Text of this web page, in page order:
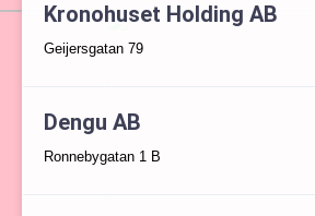
Kronohuset Holding AB
Geijersgatan 79
Dengu AB
Ronnebygatan 1 B